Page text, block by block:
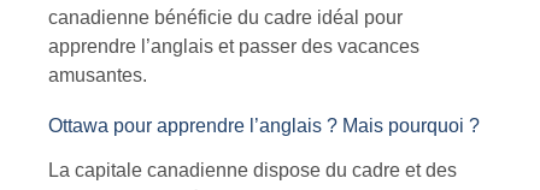
canadienne bénéficie du cadre idéal pour
apprendre l’anglais et passer des vacances
amusantes.
Ottawa pour apprendre l’anglais ? Mais pourquoi ?
La capitale canadienne dispose du cadre et des